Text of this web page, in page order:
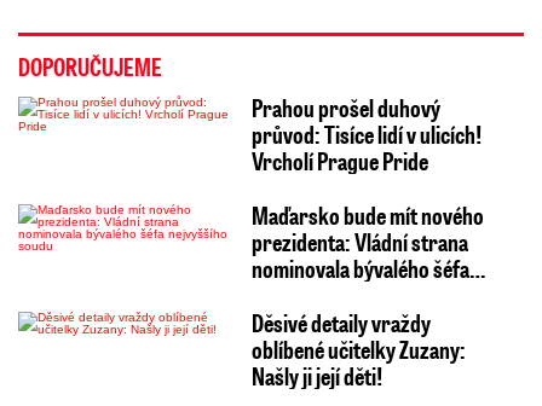
DOPORUČUJEME
Prahou prošel duhový
průvod: Tisíce lidí v ulicích!
Vrcholí Prague Pride
Maďarsko bude mít nového
prezidenta: Vládní strana
nominovala bývalého šéfa…
Děsivé detaily vraždy
oblíbené učitelky Zuzany:
Našly ji její děti!